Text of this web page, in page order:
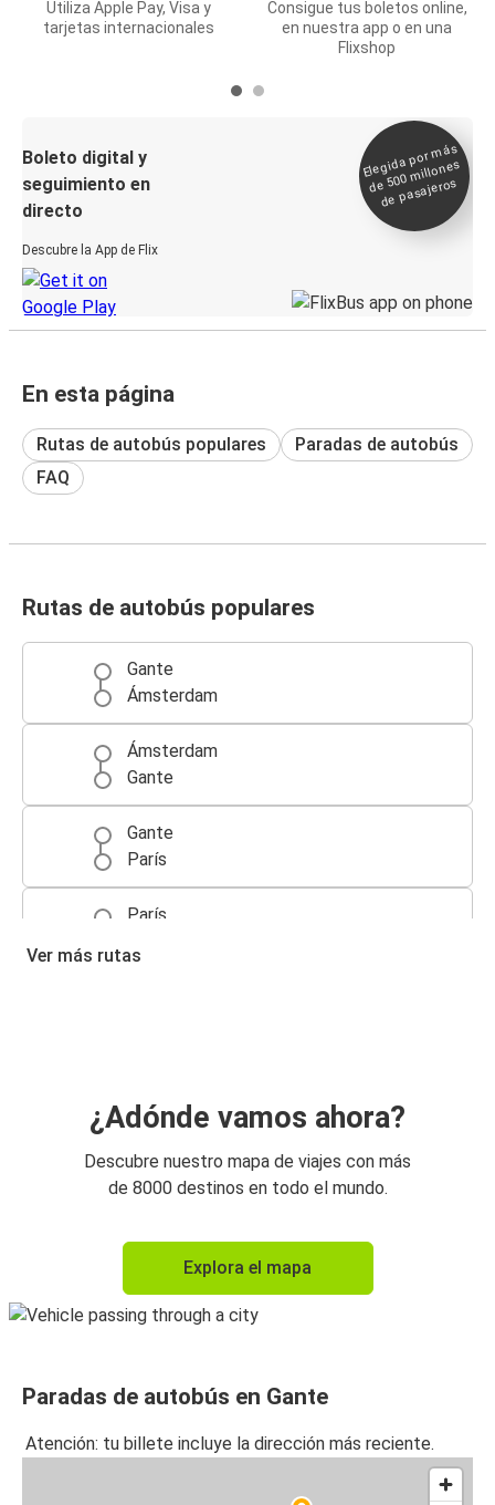
Utiliza Apple Pay, Visa y
tarjetas internacionales
Consigue tus boletos online,
en nuestra app o en una
Flixshop
Boleto digital y
seguimiento en
directo
Descubre la App de Flix
Elegida por
más
de 500
millones
de pasajeros
En esta página
Rutas de autobús populares
Paradas de autobús
FAQ
Rutas de autobús populares
Gante
Ámsterdam
Ámsterdam
Gante
Gante
París
París
Ver más rutas
¿Adónde vamos ahora?
Descubre nuestro mapa de viajes con más
de 8000 destinos en todo el mundo.
Explora el mapa
Paradas de autobús en Gante
Atención: tu billete incluye la dirección más reciente.